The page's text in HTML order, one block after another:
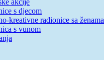
s djecom
kreativne radionice sa ženama
s vunom